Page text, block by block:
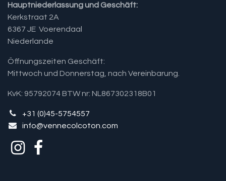
Hauptniederlassung und Geschäft:
Kerkstraat 2A
6367 JE Voerendaal
Niederlande
Öffnungszeiten Geschäft:
Mittwoch und Donnerstag, nach Vereinbarung.​
KvK: 95792074 BTW nr: NL867302318B01
+31 (0)45-5754557
info@vennecolcoton.com